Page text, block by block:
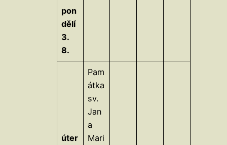
pon
dělí
3.
8.
úter
Pam
átka
sv.
Jan
a
Mari